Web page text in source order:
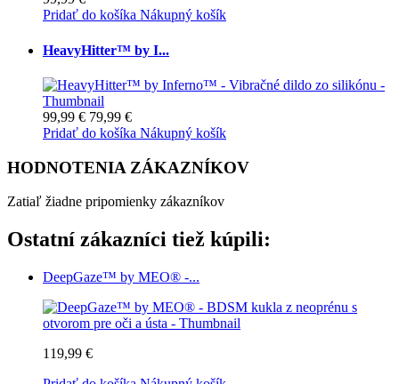
Pridať do košíka Nákupný košík
HeavyHitter™ by I...
99,99 € 79,99 €
Pridať do košíka Nákupný košík
HODNOTENIA ZÁKAZNÍKOV
Zatiaľ žiadne pripomienky zákazníkov
Ostatní zákazníci tiež kúpili:
DeepGaze™ by MEO® -...
119,99 €